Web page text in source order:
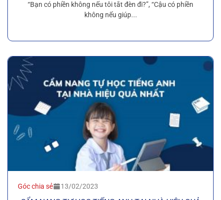
“Bạn có phiền không nếu tôi tắt đèn đi?”, “Cậu có phiền
không nếu giúp...
Góc chia sẻ 13/02/2023